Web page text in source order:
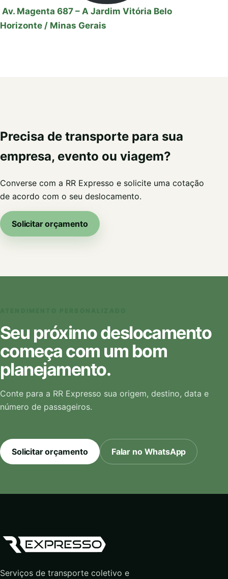
Av. Magenta 687 – A Jardim Vitória Belo
Horizonte / Minas Gerais
Precisa de transporte para sua
empresa, evento ou viagem?
Converse com a RR Expresso e solicite uma cotação
de acordo com o seu deslocamento.
Solicitar orçamento
Seu próximo deslocamento
começa com um bom
planejamento.
Conte para a RR Expresso sua origem, destino, data e
número de passageiros.
Solicitar orçamento Falar no WhatsApp
Serviços de transporte coletivo e